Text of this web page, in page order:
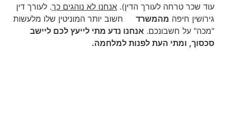
עוד שכר טרחה לעורך הדין). אנחנו לא נוהגים כך. לעורך דין
גירושין חיפה מהמשרד
חשוב יותר המוניטין שלו מלעשות
"מכה" על חשבונכם. אנחנו נדע מתי לייעץ לכם ליישב
סכסוך, ומתי העת לפנות למלחמה.